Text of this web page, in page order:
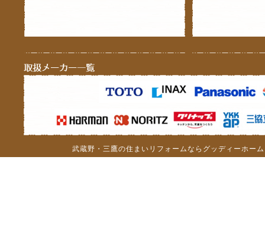
武蔵野・三鷹の住まいリフォームならグッディーホ